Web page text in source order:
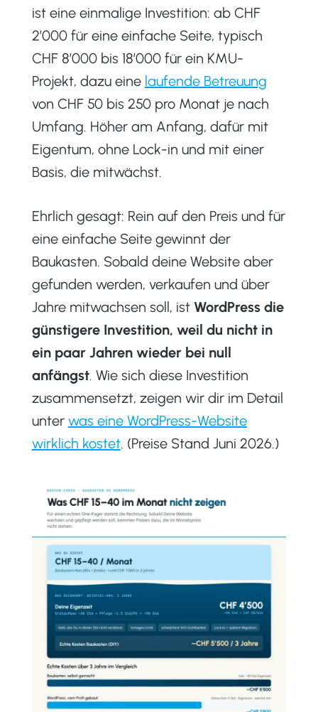
ist eine einmalige Investition: ab CHF
2’000 für eine einfache Seite, typisch
CHF 8’000 bis 18’000 für ein KMU-
Projekt, dazu eine laufende Betreuung
von CHF 50 bis 250 pro Monat je nach
Umfang. Höher am Anfang, dafür mit
Eigentum, ohne Lock-in und mit einer
Basis, die mitwächst.
Ehrlich gesagt: Rein auf den Preis und für
eine einfache Seite gewinnt der
Baukasten. Sobald deine Website aber
gefunden werden, verkaufen und über
Jahre mitwachsen soll, ist WordPress die
günstigere Investition, weil du nicht in
ein paar Jahren wieder bei null
anfängst. Wie sich diese Investition
zusammensetzt, zeigen wir dir im Detail
unter was eine WordPress-Website
wirklich kostet. (Preise Stand Juni 2026.)